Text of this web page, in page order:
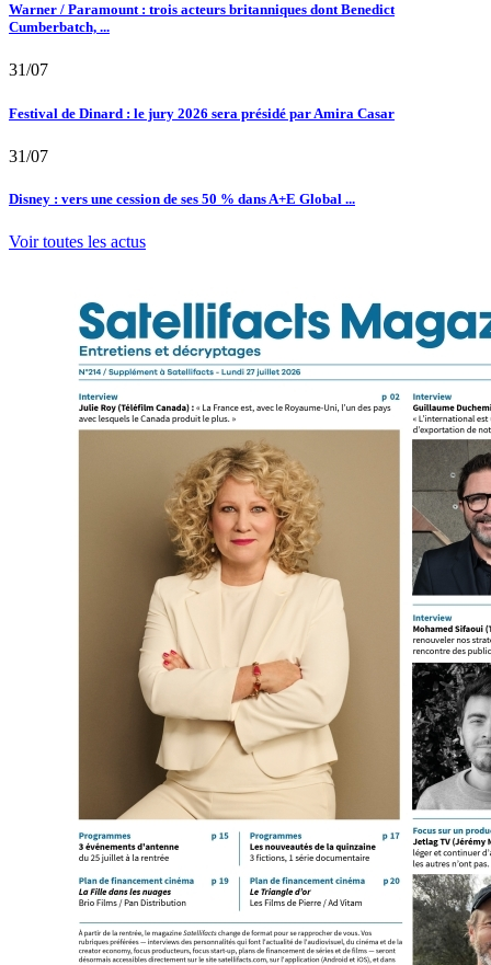
Warner / Paramount : trois acteurs britanniques dont Benedict
Cumberbatch, ...
31/07
Festival de Dinard : le jury 2026 sera présidé par Amira Casar
31/07
Disney : vers une cession de ses 50 % dans A+E Global ...
Voir toutes les actus